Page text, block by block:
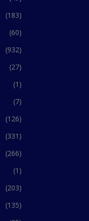
(183)
(60)
(932)
(27)
(1)
(7)
(126)
(331)
(266)
(1)
(203)
(135)